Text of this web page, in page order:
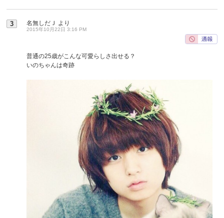
3 名無しだＪ より
2015年10月22日 3:16 PM
普通の25歳がこんな可愛らしさ出せる？
いのちゃんは奇跡